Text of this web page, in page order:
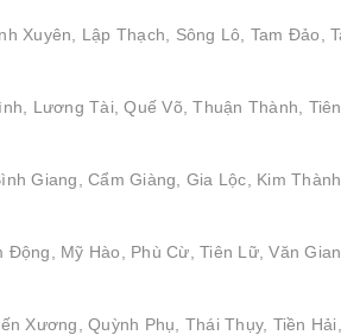
Xuyên, Lập Thạch, Sông Lô, Tam Đảo,
Lương Tài, Quế Võ, Thuận Thành, Tiên
Giang, Cẩm Giàng, Gia Lộc, Kim Thành,
Mỹ Hào, Phù Cừ, Tiên Lữ, Văn
Xương, Quỳnh Phụ, Thái Thụy, Tiền